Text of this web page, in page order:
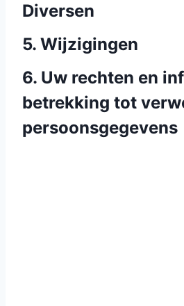
Diversen
5. Wijzigingen
6. Uw rechten en
betrekking tot
persoonsgegevens